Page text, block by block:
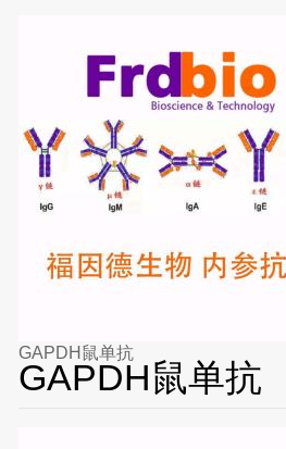
GAPDH鼠单抗
GAPDH鼠单抗